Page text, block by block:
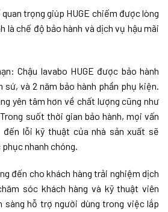
trọng giúp HUGE chiếm được lòng
là chế độ bảo hành và dịch vụ hậu mãi
Chậu lavabo HUGE được bảo hành
sứ, và 2 năm bảo hành phần phụ kiện.
yên tâm hơn về chất lượng cũng như
suốt thời gian bảo hành, mọi vấn
đến lỗi kỹ thuật của nhà sản xuất sẽ
nhanh chóng.
đến cho khách hàng trải nghiệm dịch
sóc khách hàng và kỹ thuật viên
sàng hỗ trợ người dùng trong việc lắp